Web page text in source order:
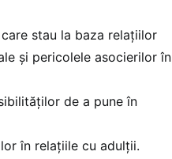
stau la baza relațiilor
și pericolele asocierilor în
de a pune în
în relațiile cu adulții.